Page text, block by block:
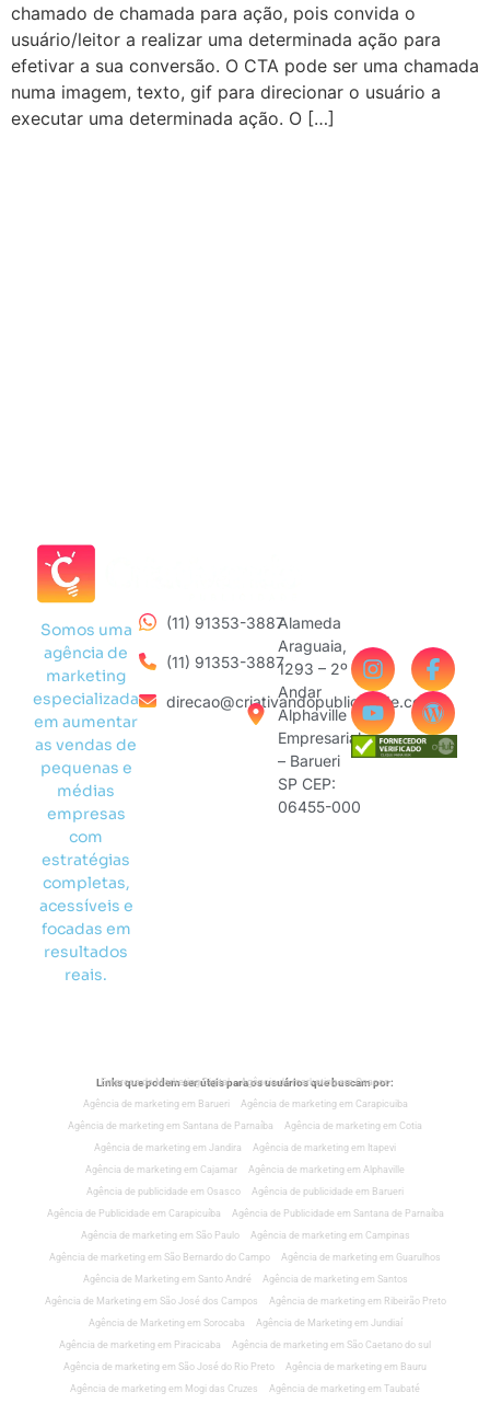
chamado de chamada para ação, pois convida o
usuário/leitor a realizar uma determinada ação para
efetivar a sua conversão. O CTA pode ser uma chamada
numa imagem, texto, gif para direcionar o usuário a
executar uma determinada ação. O […]
Somos uma
agência de
marketing
especializada
em aumentar
as vendas de
pequenas e
médias
empresas
com
estratégias
completas,
acessíveis e
focadas em
resultados
reais.
(11) 91353-3887
(11) 91353-3887
direcao@criativandopublicidade.com
Alameda
Araguaia,
1293 – 2º
Andar
Alphaville
Empresarial
– Barueri
SP CEP:
06455-000
Links que podem ser úteis para os usuários que buscam por:
Empresa de Marketing Digital
Agência de marketing em Osasco
Agência de marketing em Barueri
Agência de marketing em Carapicuiba
Agência de marketing em Santana de Parnaíba
Agência de marketing em Cotia
Agência de marketing em Jandira
Agência de marketing em Itapevi
Agência de marketing em Cajamar
Agência de marketing em Alphaville
Agência de publicidade em Osasco
Agência de publicidade em Barueri
Agência de Publicidade em Carapicuíba
Agência de Publicidade em Santana de Parnaíba
Agência de marketing em São Paulo
Agência de marketing em Campinas
Agência de marketing em São Bernardo do Campo
Agência de marketing em Guarulhos
Agência de Marketing em Santo André
Agência de marketing em Santos
Agência de Marketing em São José dos Campos
Agência de marketing em Ribeirão Preto
Agência de Marketing em Sorocaba
Agência de Marketing em Jundiaí
Agência de marketing em Piracicaba
Agência de marketing em São Caetano do sul
Agência de marketing em São José do Rio Preto
Agência de marketing em Bauru
Agência de marketing em Mogi das Cruzes
Agência de marketing em Taubaté